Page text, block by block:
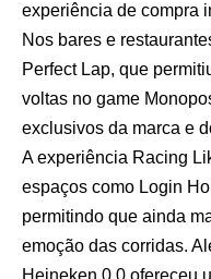
experiência de compra
Nos bares e
Perfect Lap, que
voltas no game
exclusivos da marca e
A experiência Racing
espaços como Login
permitindo que ainda
emoção das corridas.
Heineken 0.0 ofereceu